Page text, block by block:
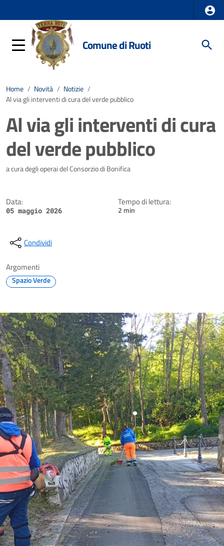
Comune di Ruoti
Home / Novità / Notizie /
Al via gli interventi di cura del verde pubblico
Al via gli interventi di cura
del verde pubblico
Dettagli della notizia
a cura degli operai del Consorzio di Bonifica
Data:
05 maggio 2026
Tempo di lettura:
2 min
Condividi
Argomenti
Spazio Verde